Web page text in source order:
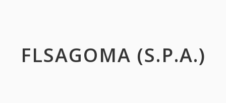
FLSAGOMA (S.P.A.)